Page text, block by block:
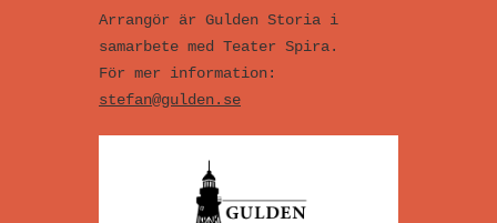
Arrangör är Gulden Storia i
samarbete med Teater Spira.
För mer information:
stefan@gulden.se